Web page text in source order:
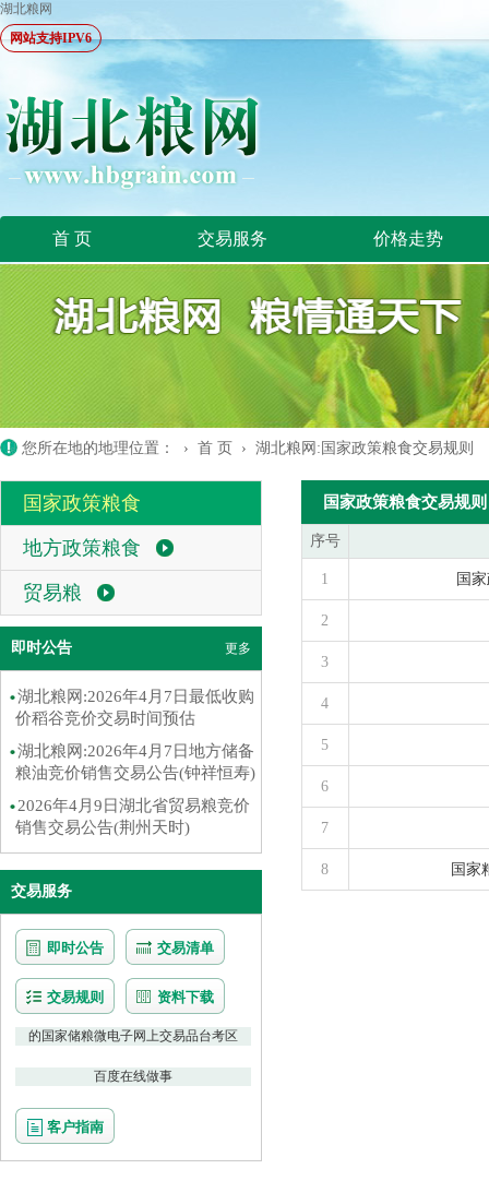
湖北粮网
网站支持IPV6
首 页 交易服务 价格走势
您所在地的地理位置： › 首 页 › 湖北粮网:国家政策粮食交易规则
国家政策粮食
地方政策粮食
贸易粮
即时公告 更多
湖北粮网:2026年4月7日最低收购
价稻谷竞价交易时间预估
湖北粮网:2026年4月7日地方储备
粮油竞价销售交易公告(钟祥恒寿)
2026年4月9日湖北省贸易粮竞价
销售交易公告(荆州天时)
交易服务
即时公告 交易清单
交易规则 资料下载
的国家储粮微电子网上交易品台考区
百度在线做事
客户指南
国家政策粮食交易规则
序号
1 国
2
3
4
5
6
7
8 国家